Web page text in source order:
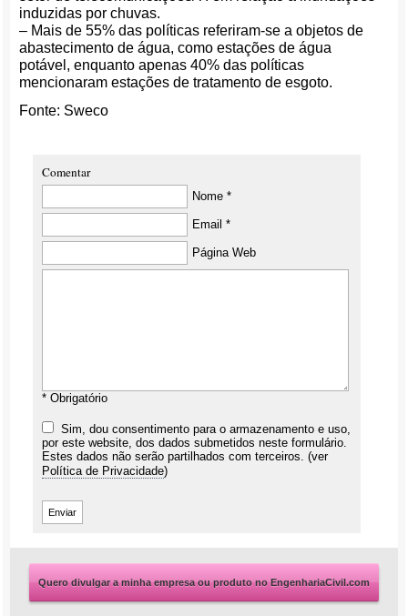
induzidas por chuvas.
– Mais de 55% das políticas referiram-se a objetos de
abastecimento de água, como estações de água
potável, enquanto apenas 40% das políticas
mencionaram estações de tratamento de esgoto.
Fonte: Sweco
Comentar
Nome *
Email *
Página Web
* Obrigatório
Sim, dou consentimento para o armazenamento e uso,
por este website, dos dados submetidos neste formulário.
Estes dados não serão partilhados com terceiros. (ver
Política de Privacidade)
Quero divulgar a minha empresa ou produto no EngenhariaCivil.com